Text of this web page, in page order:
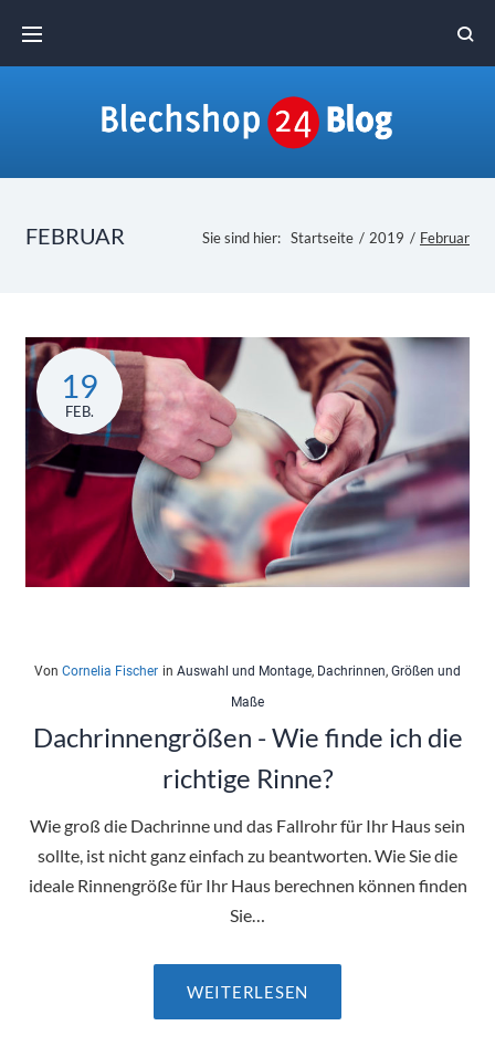
content
FEBRUAR Sie sind hier: Startseite / 2019 / Februar
Monat:
Februar
2019
19
FEB.
Von Cornelia Fischer in Auswahl und Montage, Dachrinnen, Größen und
Maße
Dachrinnengrößen - Wie finde ich die
richtige Rinne?
Wie groß die Dachrinne und das Fallrohr für Ihr Haus sein
sollte, ist nicht ganz einfach zu beantworten. Wie Sie die
ideale Rinnengröße für Ihr Haus berechnen können finden
Sie…
WEITERLESEN